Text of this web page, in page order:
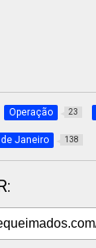
Operação 23
de Janeiro 138